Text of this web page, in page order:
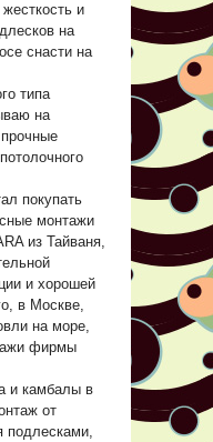
и
на
снасти на
типа
на
покупать
монтажи
из Тайваня,
и хорошей
в Москве,
на море,
фирмы
и камбалы в
от
подлесками,